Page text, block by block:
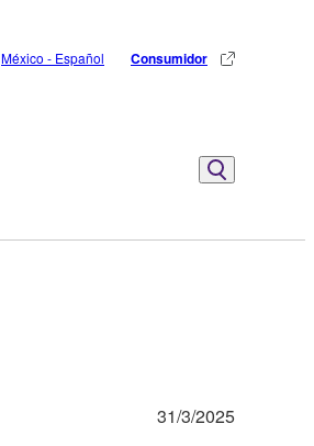
México - Español Consumidor
31/3/2025